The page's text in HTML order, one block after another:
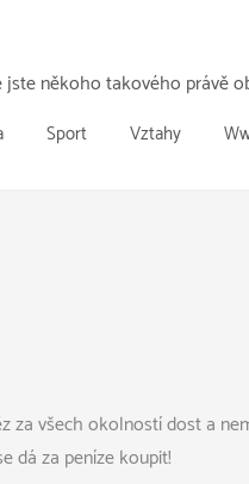
někoho takového právě
Sport Vztahy
za všech okolností dost a
dá za peníze koupit!